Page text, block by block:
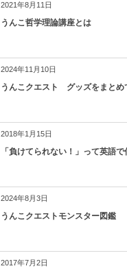
2021年8月11日
うんこ哲学理論講座とは
2024年11月10日
うんこクエスト グッズをまとめ
2018年1月15日
「負けてられない！」って英語
2024年8月3日
うんこクエストモンスター図鑑
2017年7月2日